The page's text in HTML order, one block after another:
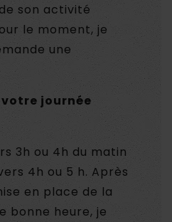
son activité
le moment, je
une
journée
3h ou 4h du matin
4h ou 5 h. Après
en place de la
bonne heure, je